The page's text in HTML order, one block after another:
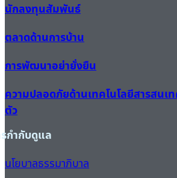
นักลงทุนสัมพันธ์
ตลาดด้านการบ้าน
การพัฒนาอย่ายั่งยืน
ความปลอดภัยด้านเทคโนโลยีสารสนเ
ตัว
กำกับดูแล
นโยบาลธรรมาภิบาล